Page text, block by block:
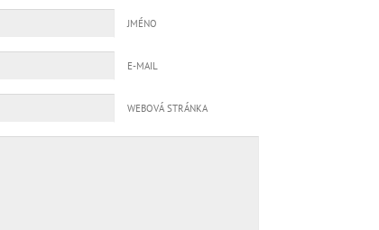
JMÉNO
E-MAIL
WEBOVÁ STRÁNKA